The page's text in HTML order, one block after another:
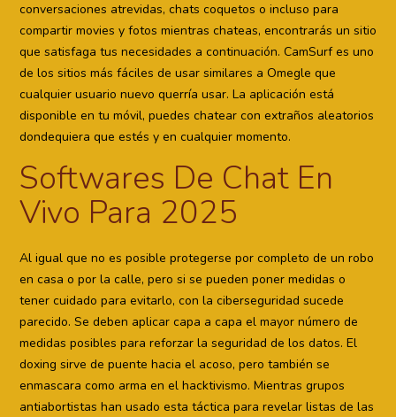
conversaciones atrevidas, chats coquetos o incluso para
compartir movies y fotos mientras chateas, encontrarás un sitio
que satisfaga tus necesidades a continuación. CamSurf es uno
de los sitios más fáciles de usar similares a Omegle que
cualquier usuario nuevo querría usar. La aplicación está
disponible en tu móvil, puedes chatear con extraños aleatorios
dondequiera que estés y en cualquier momento.
Softwares De Chat En
Vivo Para 2025
Al igual que no es posible protegerse por completo de un robo
en casa o por la calle, pero si se pueden poner medidas o
tener cuidado para evitarlo, con la ciberseguridad sucede
parecido. Se deben aplicar capa a capa el mayor número de
medidas posibles para reforzar la seguridad de los datos. El
doxing sirve de puente hacia el acoso, pero también se
enmascara como arma en el hacktivismo. Mientras grupos
antiabortistas han usado esta táctica para revelar listas de las